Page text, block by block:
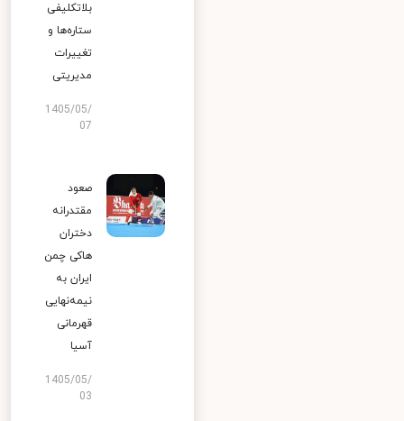
بلاتکلیفی
ستاره‌ها و
تغییرات
مدیریتی
1405/05/
07
صعود
مقتدرانه
دختران
هاکی چمن
ایران به
نیمه‌نهایی
قهرمانی
آسیا
1405/05/
03